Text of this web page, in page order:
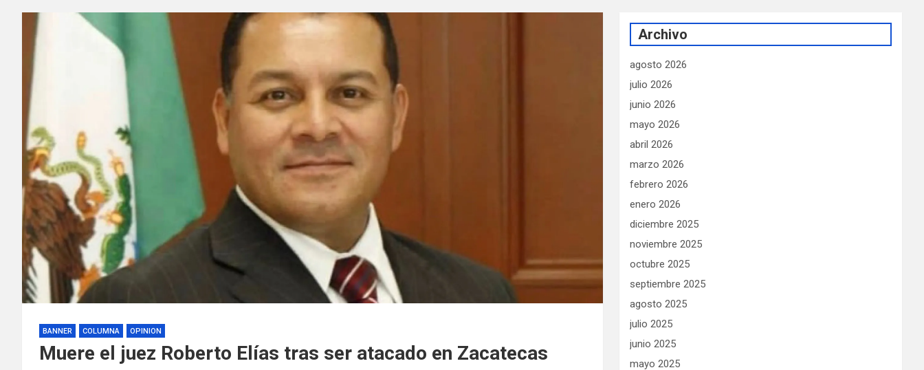
BANNER COLUMNA OPINION
Muere el juez Roberto Elías tras ser atacado en Zacatecas
Archivo
agosto 2026
julio 2026
junio 2026
mayo 2026
abril 2026
marzo 2026
febrero 2026
enero 2026
diciembre 2025
noviembre 2025
octubre 2025
septiembre 2025
agosto 2025
julio 2025
junio 2025
mayo 2025